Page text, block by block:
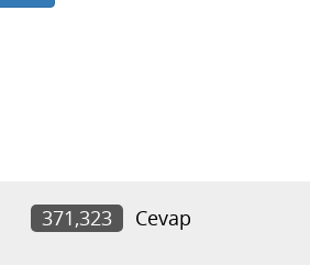
371,323
Cevap